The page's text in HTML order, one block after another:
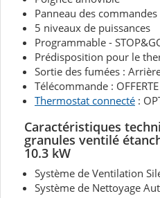
Panneau des
5 niveaux de puissances
Programmable -
Prédisposition pour le
Sortie des fumées :
Télécommande : OFFERTE
Thermostat connecté :
Caractéristiques
granules ventilé
10.3 kW
Système de Ventilation
Système de Nettoyage